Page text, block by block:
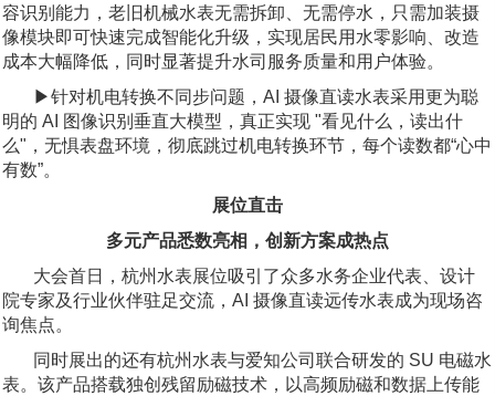
容识别能力，老旧机械水表无需拆卸、无需停水，只需加装摄
像模块即可快速完成智能化升级，实现居民用水零影响、改造
成本大幅降低，同时显著提升水司服务质量和用户体验。
▶针对机电转换不同步问题，AI 摄像直读水表采用更为聪
明的 AI 图像识别垂直大模型，真正实现 "看见什么，读出什
么"，无惧表盘环境，彻底跳过机电转换环节，每个读数都“心中
有数”。
展位直击
多元产品悉数亮相，创新方案成热点
大会首日，杭州水表展位吸引了众多水务企业代表、设计
院专家及行业伙伴驻足交流，AI 摄像直读远传水表成为现场咨
询焦点。
同时展出的还有杭州水表与爱知公司联合研发的 SU 电磁水
表。该产品搭载独创残留励磁技术，以高频励磁和数据上传能